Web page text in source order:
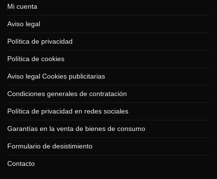
Mi cuenta
Aviso legal
Política de privacidad
Política de cookies
Aviso legal Cookies publicitarias
Condiciones generales de contratación
Política de privacidad en redes sociales
Garantías en la venta de bienes de consumo
Formulario de desistimiento
Contacto